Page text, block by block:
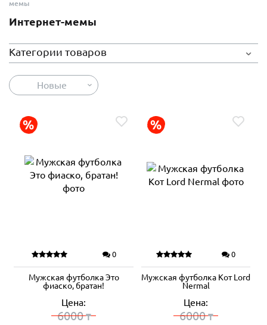
мемы
Интернет-мемы
Категории товаров
Новые
0
Мужская футболка Это
фиаско, братан!
Цена:
6000₸
0
Мужская футболка Кот Lord
Nermal
Цена:
6000₸